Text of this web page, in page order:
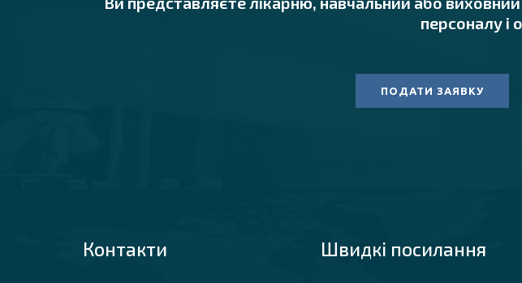
персоналу і
ПОДАТИ ЗАЯВКУ
Контакти Швидкі посилaння